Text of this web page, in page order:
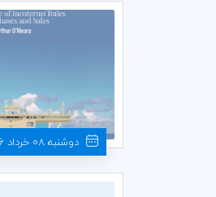
دوشنبه 08 خرداد 1396